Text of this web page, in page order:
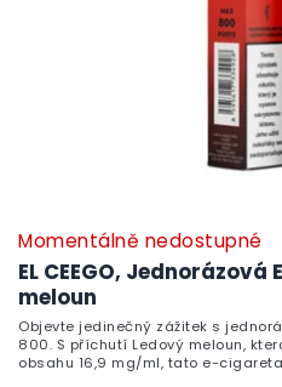
EL CEEGO,
meloun
Momentálně nedostupné
Objevte jedinečný zážitek s
800. S příchutí Ledový meloun,
obsahu 16,9 mg/ml, tato e-